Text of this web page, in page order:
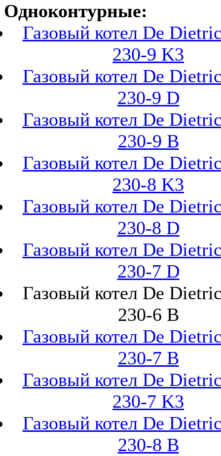
Одноконтурные:
Газовый котел De
230-9 K3
Газовый котел De
230-9 D
Газовый котел De
230-9 B
Газовый котел De
230-8 K3
Газовый котел De
230-8 D
Газовый котел De
230-7 D
Газовый котел De
230-6 B
Газовый котел De
230-7 B
Газовый котел De
230-7 K3
Газовый котел De
230-8 B